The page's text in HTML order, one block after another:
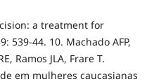
a treatment for
539-44. 10. Machado AFP,
Ramos JLA, Frare T.
em mulheres caucasianas